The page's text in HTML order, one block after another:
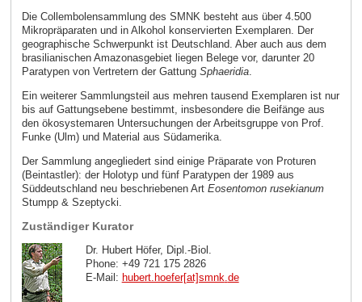
Die Collembolensammlung des SMNK besteht aus über 4.500
Mikropräparaten und in Alkohol konservierten Exemplaren. Der
geographische Schwerpunkt ist Deutschland. Aber auch aus dem
brasilianischen Amazonasgebiet liegen Belege vor, darunter 20
Paratypen von Vertretern der Gattung Sphaeridia.
Ein weiterer Sammlungsteil aus mehren tausend Exemplaren ist nur
bis auf Gattungsebene bestimmt, insbesondere die Beifänge aus
den ökosystemaren Untersuchungen der Arbeitsgruppe von Prof.
Funke (Ulm) und Material aus Südamerika.
Der Sammlung angegliedert sind einige Präparate von Proturen
(Beintastler): der Holotyp und fünf Paratypen der 1989 aus
Süddeutschland neu beschriebenen Art Eosentomon rusekianum
Stumpp & Szeptycki.
Zuständiger Kurator
Dr. Hubert Höfer, Dipl.-Biol.
Phone: +49 721 175 2826
E-Mail: hubert.hoefer[at]smnk.de